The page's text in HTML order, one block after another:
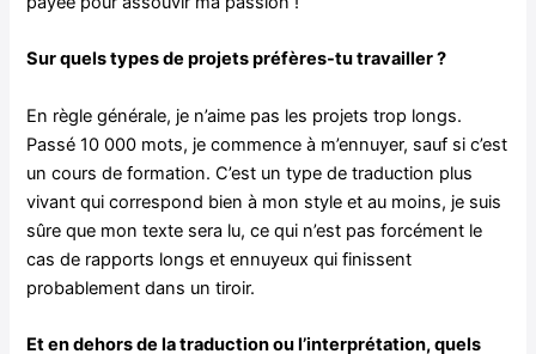
Sur quels types de projets préfères-tu travailler ?
En règle générale, je n’aime pas les projets trop longs.
Passé 10 000 mots, je commence à m’ennuyer, sauf si c’est
un cours de formation. C’est un type de traduction plus
vivant qui correspond bien à mon style et au moins, je suis
sûre que mon texte sera lu, ce qui n’est pas forcément le
cas de rapports longs et ennuyeux qui finissent
probablement dans un tiroir.
Et en dehors de la traduction ou l’interprétation, quels